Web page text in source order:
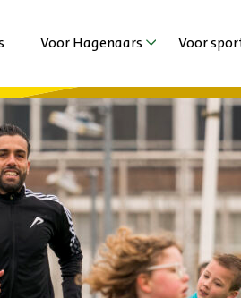
Voor Hagenaars
Agenda
Sporten met beperking
Jeugd en Jongeren
Volwassenen en Senioren
Haagse Sportzomer
Stadsspelen Den Haag
Voor
Agenda
Extra